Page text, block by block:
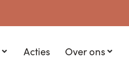
Acties Over ons